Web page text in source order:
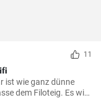
11
dem Filoteig. Es wird